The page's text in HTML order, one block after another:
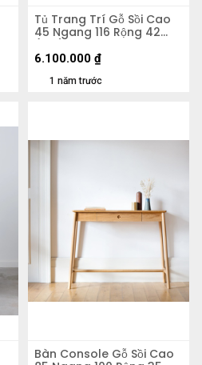
Tủ Trang Trí Gỗ Sồi Cao
45 Ngang 116 Rộng 42
(cm)
1 năm trước
6.100.000 ₫
Bàn Console Gỗ Sồi Cao